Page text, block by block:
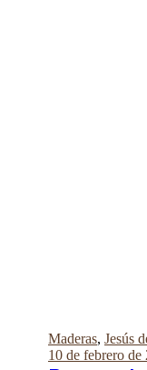
Maderas, Jesús
10 de febrero de